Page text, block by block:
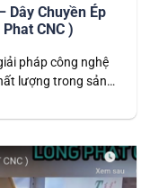
Dây Chuyền Ép
CNC )
pháp công nghệ
lượng trong sản
mặt vật liệu gỗ như